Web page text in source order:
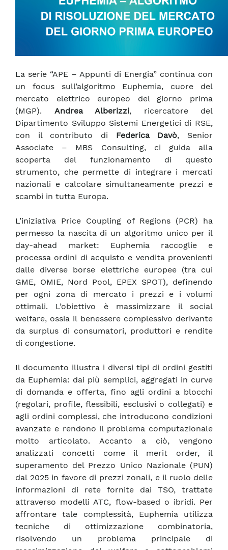
La serie “APE – Appunti di Energia” continua con
un focus sull’algoritmo Euphemia, cuore del
mercato elettrico europeo del giorno prima
(MGP). Andrea Alberizzi, ricercatore del
Dipartimento Sviluppo Sistemi Energetici di RSE,
con il contributo di Federica Davò, Senior
Associate – MBS Consulting, ci guida alla
scoperta del funzionamento di questo
strumento, che permette di integrare i mercati
nazionali e calcolare simultaneamente prezzi e
scambi in tutta Europa.
L’iniziativa Price Coupling of Regions (PCR) ha
permesso la nascita di un algoritmo unico per il
day-ahead market: Euphemia raccoglie e
processa ordini di acquisto e vendita provenienti
dalle diverse borse elettriche europee (tra cui
GME, OMIE, Nord Pool, EPEX SPOT), definendo
per ogni zona di mercato i prezzi e i volumi
ottimali. L’obiettivo è massimizzare il social
welfare, ossia il benessere complessivo derivante
da surplus di consumatori, produttori e rendite
di congestione.
Il documento illustra i diversi tipi di ordini gestiti
da Euphemia: dai più semplici, aggregati in curve
di domanda e offerta, fino agli ordini a blocchi
(regolari, profile, flessibili, esclusivi o collegati) e
agli ordini complessi, che introducono condizioni
avanzate e rendono il problema computazionale
molto articolato. Accanto a ciò, vengono
analizzati concetti come il merit order, il
superamento del Prezzo Unico Nazionale (PUN)
dal 2025 in favore di prezzi zonali, e il ruolo delle
informazioni di rete fornite dai TSO, trattate
attraverso modelli ATC, flow-based o ibridi. Per
affrontare tale complessità, Euphemia utilizza
tecniche di ottimizzazione combinatoria,
risolvendo un problema principale di